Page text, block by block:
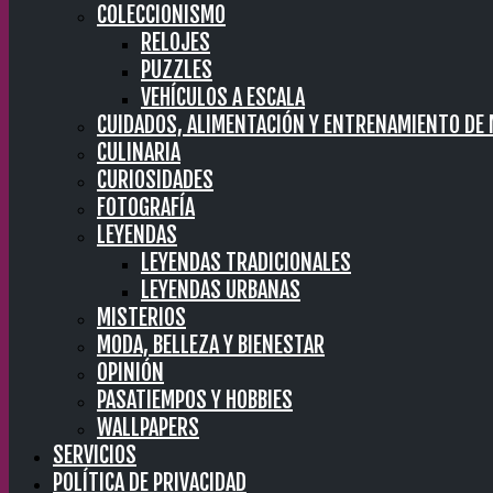
COLECCIONISMO
RELOJES
PUZZLES
VEHÍCULOS A ESCALA
CUIDADOS, ALIMENTACIÓN Y ENTRENAMIENTO DE
CULINARIA
CURIOSIDADES
FOTOGRAFÍA
LEYENDAS
LEYENDAS TRADICIONALES
LEYENDAS URBANAS
MISTERIOS
MODA, BELLEZA Y BIENESTAR
OPINIÓN
PASATIEMPOS Y HOBBIES
WALLPAPERS
SERVICIOS
POLÍTICA DE PRIVACIDAD